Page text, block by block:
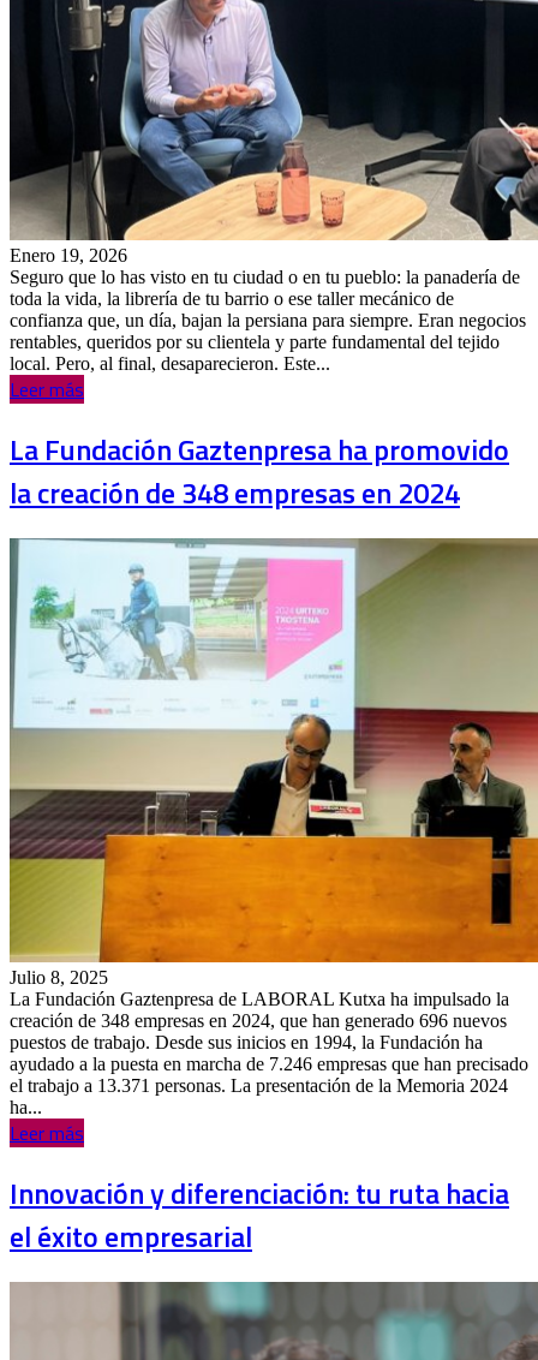
Enero 19, 2026
Seguro que lo has visto en tu ciudad o en tu pueblo: la panadería de
toda la vida, la librería de tu barrio o ese taller mecánico de
confianza que, un día, bajan la persiana para siempre. Eran negocios
rentables, queridos por su clientela y parte fundamental del tejido
local. Pero, al final, desaparecieron. Este...
Leer más
La Fundación Gaztenpresa ha promovido
la creación de 348 empresas en 2024
Julio 8, 2025
La Fundación Gaztenpresa de LABORAL Kutxa ha impulsado la
creación de 348 empresas en 2024, que han generado 696 nuevos
puestos de trabajo. Desde sus inicios en 1994, la Fundación ha
ayudado a la puesta en marcha de 7.246 empresas que han precisado
el trabajo a 13.371 personas. La presentación de la Memoria 2024
ha...
Leer más
Innovación y diferenciación: tu ruta hacia
el éxito empresarial